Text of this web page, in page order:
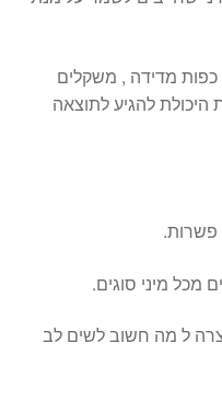
כפות מדידה , משקלים
היכולת להגיע לתוצאה
פשרות.
מכל מיני סוגים.
ל מה חשוב לשים לב